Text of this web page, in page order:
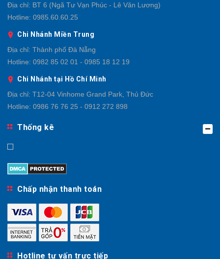
Địa chỉ: BT 6 (Ngã Tư Vạn Phúc - Lê Văn Lương)
Hotline: 0985.60.60.25
Chi Nhánh Miền Trung
Địa chỉ: Thành phố Đà Nẵng
Hotline: 0982 85 02 01 - 0985 18 12 19
Chi Nhánh tại Hồ Chí Minh
Địa chỉ: T12-04 Vinhome Grand Park, Thủ Đức
Hotline: 0986 76 76 25 - 0912 272 898
Thống kê
Chấp nhận thanh toán
Hotline tư vấn trực tiếp